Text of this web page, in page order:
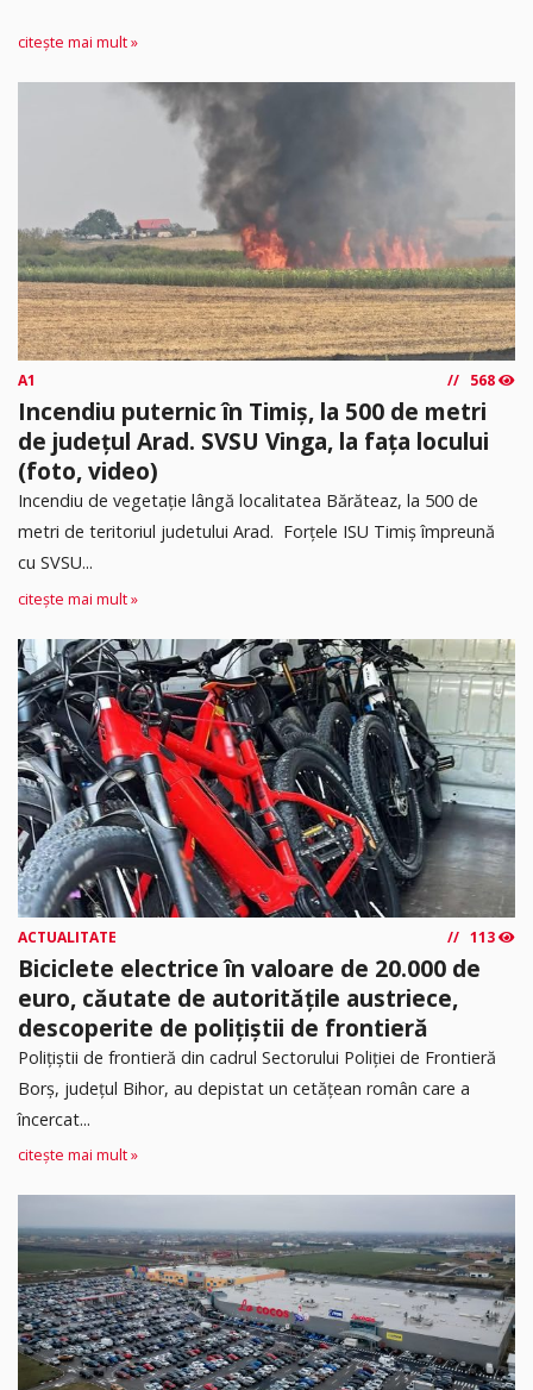
citește mai mult »
A1 568
Incendiu puternic în Timiș, la 500 de metri
de județul Arad. SVSU Vinga, la fața locului
(foto, video)
Incendiu de vegetație lângă localitatea Bărăteaz, la 500 de
metri de teritoriul judetului Arad. Forțele ISU Timiș împreună
cu SVSU...
citește mai mult »
ACTUALITATE 113
Biciclete electrice în valoare de 20.000 de
euro, căutate de autoritățile austriece,
descoperite de polițiștii de frontieră
Poliţiştii de frontieră din cadrul Sectorului Poliției de Frontieră
Borș, județul Bihor, au depistat un cetățean român care a
încercat...
citește mai mult »